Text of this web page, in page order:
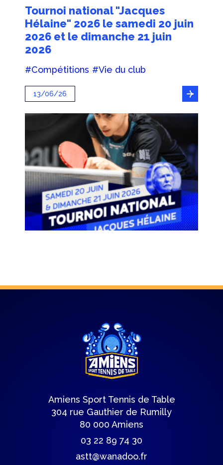
Tournoi national "Jacques
Hélaine" 2026 le samedi 20 juin
2026 et le dimanche 21 juin
2026
#Compétitions #Vie du club
13/06/26
Amiens Sport Tennis de Table
304 rue Gauthier de Rumilly
80 000 Amiens
03 22 89 74 30
astt@wanadoo.fr